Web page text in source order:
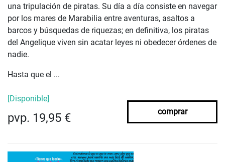
una tripulación de piratas. Su día a día consiste en navegar
por los mares de Marabilia entre aventuras, asaltos a
barcos y búsquedas de riquezas; en definitiva, los piratas
del Angelique viven sin acatar leyes ni obedecer órdenes de
nadie.
Hasta que el ...
[Disponible]
pvp. 19,95 € comprar